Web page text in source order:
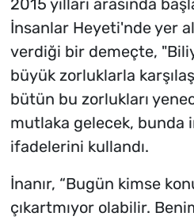
İnsanlar Heyeti'nde yer
verdiği bir demeçte,
büyük zorluklarla
bütün bu zorlukları
mutlaka gelecek, bunda
ifadelerini kullandı.
İnanır, “Bugün kimse
çıkartmıyor olabilir.